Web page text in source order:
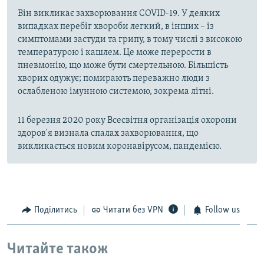
Він викликає захворювання COVID-19. У деяких
випадках перебіг хвороби легкий, в інших – із
симптомами застуди та грипу, в тому числі з високою
температурою і кашлем. Це може перерости в
пневмонію, що може бути смертельною. Більшість
хворих одужує; помирають переважно люди з
ослабленою імунною системою, зокрема літні.
11 березня 2020 року Всесвітня організація охорони
здоров'я визнала спалах захворювання, що
викликається новим коронавірусом, пандемією.
Поділитись Читати без VPN Follow us
Читайте також